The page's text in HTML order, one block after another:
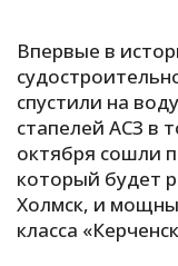
А
Б
В
Впервые в
спустили на
стапелей АСЗ в
октября сошли
который будет
Холмск, и
класса